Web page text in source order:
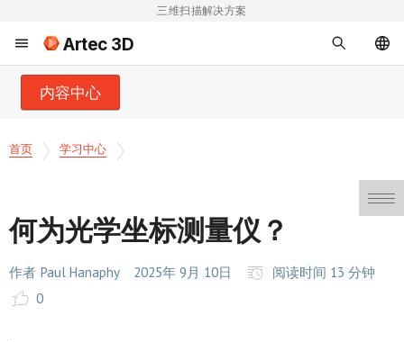
三维扫描解决方案
Artec 3D
内容中心
首页 学习中心
何为光学坐标测量仪？
作者 Paul Hanaphy 2025年 9月 10日
阅读时间 13 分钟
0